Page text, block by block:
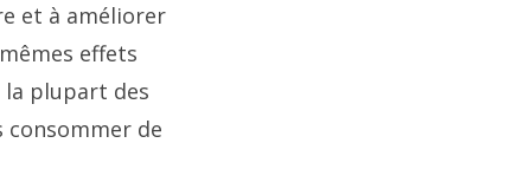
et à améliorer
effets
la plupart des
de